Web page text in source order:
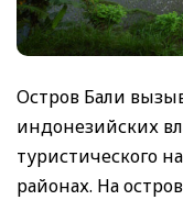
Остров Бали
индонезийских
туристического
районах. На